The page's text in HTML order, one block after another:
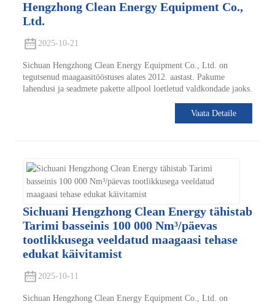
Hengzhong Clean Energy Equipment Co.,
Ltd.
2025-10-21
Sichuan Hengzhong Clean Energy Equipment Co., Ltd. on
tegutsenud maagaasitööstuses alates 2012. aastast. Pakume
lahendusi ja seadmete pakette allpool loetletud valdkondade jaoks.
Vaata Detaile
Sichuani Hengzhong Clean Energy tähistab
Tarimi basseinis 100 000 Nm³/päevas
tootlikkusega veeldatud maagaasi tehase
edukat käivitamist
2025-10-11
Sichuan Hengzhong Clean Energy Equipment Co., Ltd. on